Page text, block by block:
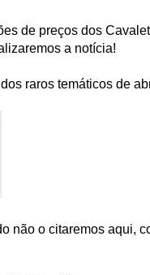
de preços dos
a notícia!
raros temáticos de
não o citaremos aqui,